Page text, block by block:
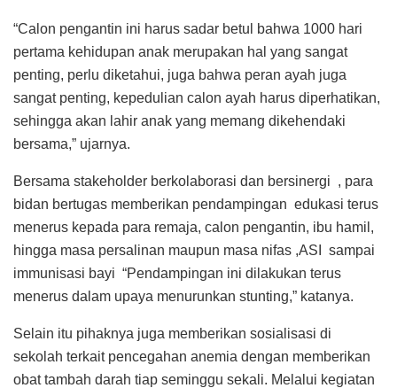
“Calon pengantin ini harus sadar betul bahwa 1000 hari
pertama kehidupan anak merupakan hal yang sangat
penting, perlu diketahui, juga bahwa peran ayah juga
sangat penting, kepedulian calon ayah harus diperhatikan,
sehingga akan lahir anak yang memang dikehendaki
bersama,” ujarnya.
Bersama stakeholder berkolaborasi dan bersinergi , para
bidan bertugas memberikan pendampingan edukasi terus
menerus kepada para remaja, calon pengantin, ibu hamil,
hingga masa persalinan maupun masa nifas ,ASI sampai
immunisasi bayi “Pendampingan ini dilakukan terus
menerus dalam upaya menurunkan stunting,” katanya.
Selain itu pihaknya juga memberikan sosialisasi di
sekolah terkait pencegahan anemia dengan memberikan
obat tambah darah tiap seminggu sekali. Melalui kegiatan